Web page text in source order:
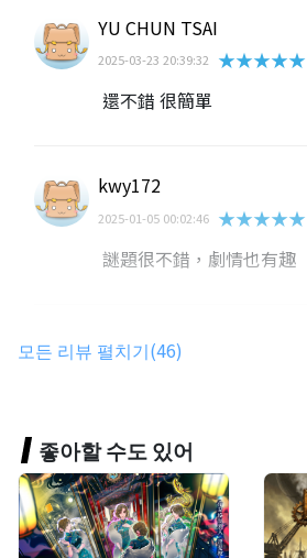
YU CHUN TSAI
2025-03-23 20:39:32
★★★★★
還不錯 很簡單
kwy172
2025-01-05 00:02:46 ★★★★★
謎題很不錯，劇情也有趣
家莉تPolly
yolanda
2024-06-29 20:50:55 ★★★★★
모든 리뷰 펼치기(46)
좋아할 수도 있어